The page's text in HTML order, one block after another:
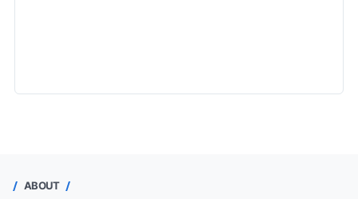
ABOUT